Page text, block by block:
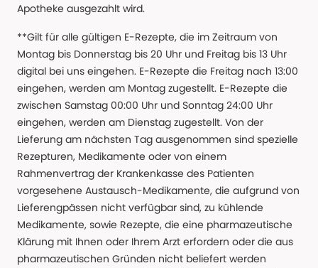
Apotheke ausgezahlt wird.
**Gilt für alle gültigen E-Rezepte, die im Zeitraum von
Montag bis Donnerstag bis 20 Uhr und Freitag bis 13 Uhr
digital bei uns eingehen. E-Rezepte die Freitag nach 13:00
eingehen, werden am Montag zugestellt. E-Rezepte die
zwischen Samstag 00:00 Uhr und Sonntag 24:00 Uhr
eingehen, werden am Dienstag zugestellt. Von der
Lieferung am nächsten Tag ausgenommen sind spezielle
Rezepturen, Medikamente oder von einem
Rahmenvertrag der Krankenkasse des Patienten
vorgesehene Austausch-Medikamente, die aufgrund von
Lieferengpässen nicht verfügbar sind, zu kühlende
Medikamente, sowie Rezepte, die eine pharmazeutische
Klärung mit Ihnen oder Ihrem Arzt erfordern oder die aus
pharmazeutischen Gründen nicht beliefert werden